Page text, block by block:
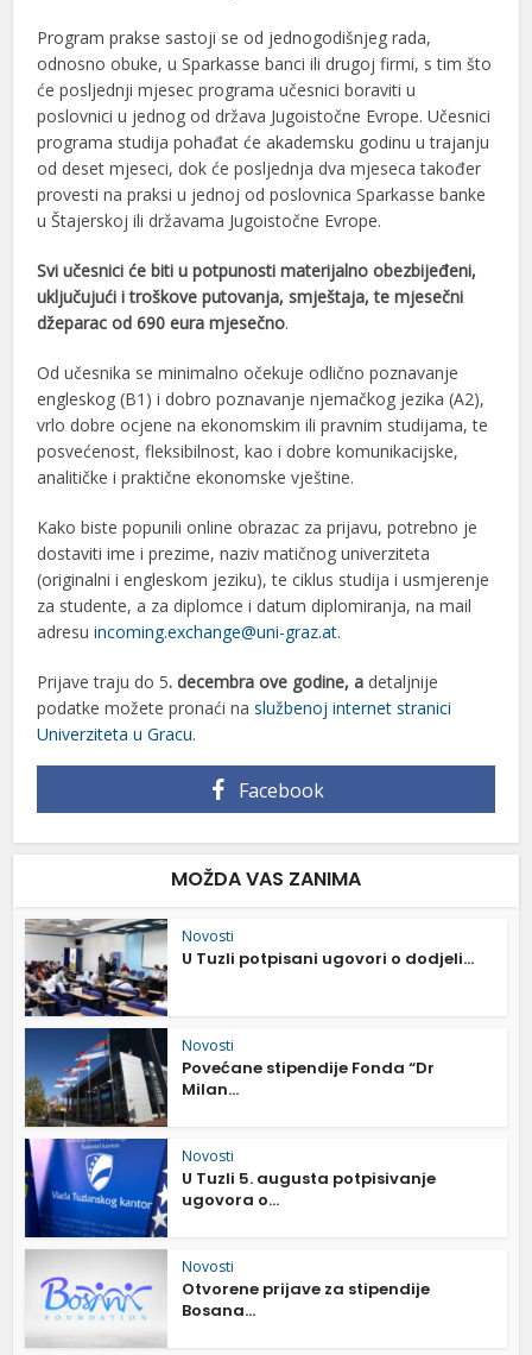
Program prakse sastoji se od jednogodišnjeg rada,
odnosno obuke, u Sparkasse banci ili drugoj firmi, s tim što
će posljednji mjesec programa učesnici boraviti u
poslovnici u jednog od država Jugoistočne Evrope. Učesnici
programa studija pohađat će akademsku godinu u trajanju
od deset mjeseci, dok će posljednja dva mjeseca također
provesti na praksi u jednoj od poslovnica Sparkasse banke
u Štajerskoj ili državama Jugoistočne Evrope.
Svi učesnici će biti u potpunosti materijalno obezbijeđeni,
uključujući i troškove putovanja, smještaja, te mjesečni
džeparac od 690 eura mjesečno.
Od učesnika se minimalno očekuje odlično poznavanje
engleskog (B1) i dobro poznavanje njemačkog jezika (A2),
vrlo dobre ocjene na ekonomskim ili pravnim studijama, te
posvećenost, fleksibilnost, kao i dobre komunikacijske,
analitičke i praktične ekonomske vještine.
Kako biste popunili online obrazac za prijavu, potrebno je
dostaviti ime i prezime, naziv matičnog univerziteta
(originalni i engleskom jeziku), te ciklus studija i usmjerenje
za studente, a za diplomce i datum diplomiranja, na mail
adresuincoming.exchange@uni-graz.at.
Prijave traju do 5. decembra ove godine,a detaljnije
podatke možete pronaći naslužbenoj internet stranici
Univerziteta u Gracu.
Facebook
MOŽDA VAS ZANIMA
Novosti
U Tuzli potpisani ugovori o dodjeli...
Novosti
Povećane stipendije Fonda “Dr
Milan...
Novosti
U Tuzli 5. augusta potpisivanje
ugovora o...
Novosti
Otvorene prijave za stipendije
Bosana...